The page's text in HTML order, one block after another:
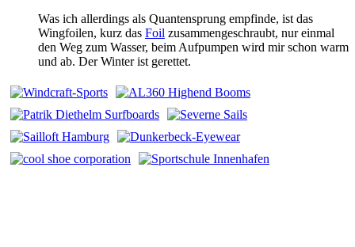
Was ich allerdings als Quantensprung empfinde, ist das
Wingfoilen, kurz das Foil zusammengeschraubt, nur einmal
den Weg zum Wasser, beim Aufpumpen wird mir schon warm
und ab. Der Winter ist gerettet.